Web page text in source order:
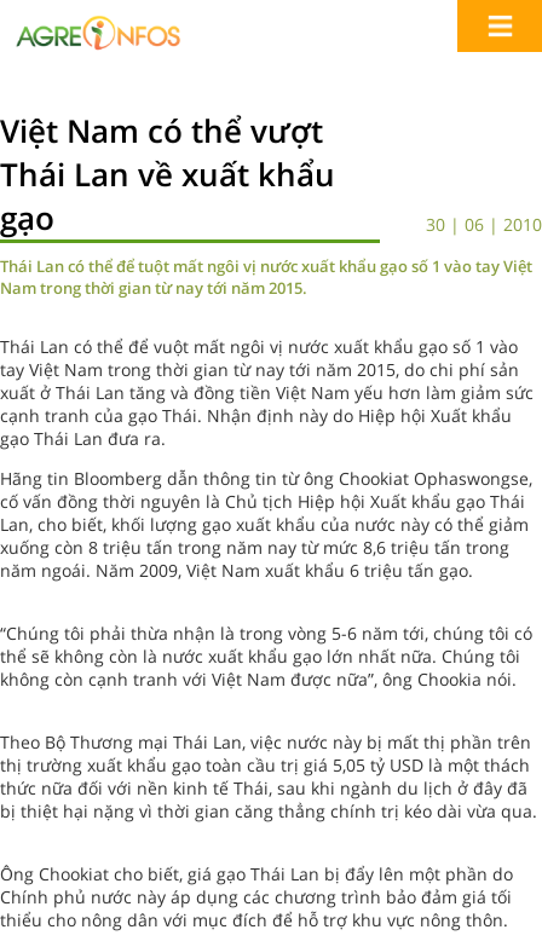
Việt Nam có thể vượt
Thái Lan về xuất khẩu
gạo
30 | 06 | 2010
Thái Lan có thể để tuột mất ngôi vị nước xuất khẩu gạo số 1 vào tay Việt
Nam trong thời gian từ nay tới năm 2015.
Thái Lan có thể để vuột mất ngôi vị nước xuất khẩu gạo số 1 vào
tay Việt Nam trong thời gian từ nay tới năm 2015, do chi phí sản
xuất ở Thái Lan tăng và đồng tiền Việt Nam yếu hơn làm giảm sức
cạnh tranh của gạo Thái. Nhận định này do Hiệp hội Xuất khẩu
gạo Thái Lan đưa ra.
Hãng tin Bloomberg dẫn thông tin từ ông Chookiat Ophaswongse,
cố vấn đồng thời nguyên là Chủ tịch Hiệp hội Xuất khẩu gạo Thái
Lan, cho biết, khối lượng gạo xuất khẩu của nước này có thể giảm
xuống còn 8 triệu tấn trong năm nay từ mức 8,6 triệu tấn trong
năm ngoái. Năm 2009, Việt Nam xuất khẩu 6 triệu tấn gạo.
“Chúng tôi phải thừa nhận là trong vòng 5-6 năm tới, chúng tôi có
thể sẽ không còn là nước xuất khẩu gạo lớn nhất nữa. Chúng tôi
không còn cạnh tranh với Việt Nam được nữa”, ông Chookia nói.
Theo Bộ Thương mại Thái Lan, việc nước này bị mất thị phần trên
thị trường xuất khẩu gạo toàn cầu trị giá 5,05 tỷ USD là một thách
thức nữa đối với nền kinh tế Thái, sau khi ngành du lịch ở đây đã
bị thiệt hại nặng vì thời gian căng thẳng chính trị kéo dài vừa qua.
Ông Chookiat cho biết, giá gạo Thái Lan bị đẩy lên một phần do
Chính phủ nước này áp dụng các chương trình bảo đảm giá tối
thiểu cho nông dân với mục đích để hỗ trợ khu vực nông thôn.